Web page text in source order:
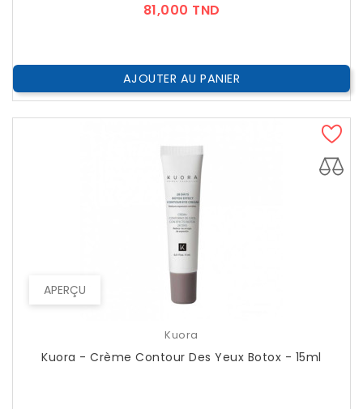
81,000 TND
AJOUTER AU PANIER
APERÇU
Kuora
Kuora - Crème Contour Des Yeux Botox - 15ml